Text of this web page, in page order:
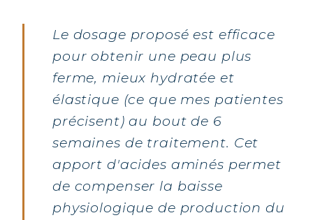
Le dosage proposé est efficace
pour obtenir une peau plus
ferme, mieux hydratée et
élastique (ce que mes patientes
précisent) au bout de 6
semaines de traitement. Cet
apport d'acides aminés permet
de compenser la baisse
physiologique de production du